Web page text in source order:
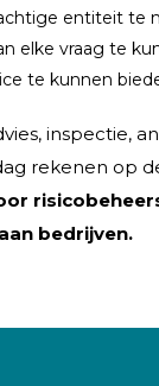
entiteit te
elke vraag te
te kunnen
inspectie,
rekenen op
bedrijven.